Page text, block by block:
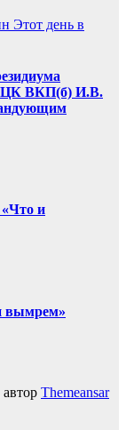
Этот день в
ЦК ВКП(б) И.В.
и
вымрем»
Themeansar